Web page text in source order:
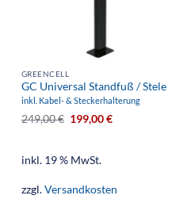
GREENCELL
GC Universal Standfuß / Stele
inkl. Kabel- & Steckerhalterung
249,00€ 199,00€
inkl. 19 % MwSt.
zzgl.Versandkosten